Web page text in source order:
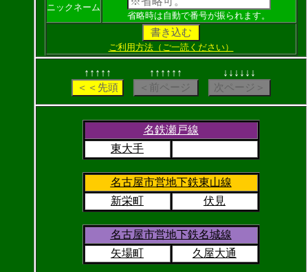
ニックネーム
省略時は自動で番号が振られます。
ご利用方法（ご一読ください）
↑↑↑↑↑ ↑↑↑↑↑↑ ↓↓↓↓↓↓
名鉄瀬戸線
東大手
名古屋市営地下鉄東山線
新栄町
伏見
名古屋市営地下鉄名城線
矢場町
久屋大通